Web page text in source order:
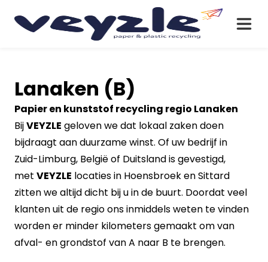
Lanaken (B)
Papier en kunststof recycling regio Lanaken
BijVEYZLE geloven we dat lokaal zaken doen
bijdraagt aan duurzame winst. Of uw bedrijf in
Zuid-Limburg, België of Duitsland is gevestigd,
met VEYZLE locaties in Hoensbroek en Sittard
zitten we altijd dicht bij u in de buurt. Doordat veel
klanten uit de regio ons inmiddels weten te vinden
worden er minder kilometers gemaakt om van
afval- en grondstof van A naar B te brengen.